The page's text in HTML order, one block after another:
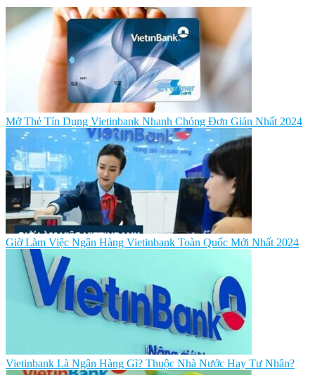
Mở Thẻ Tín Dụng Vietinbank Nhanh Chóng Đơn Giản Nhất 2024
Giờ Làm Việc Ngân Hàng Vietinbank Toàn Quốc Mới Nhất 2024
Vietinbank Là Ngân Hàng Gì? Thuộc Nhà Nước Hay Tư Nhân?